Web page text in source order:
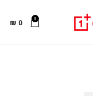
0
₪ 0